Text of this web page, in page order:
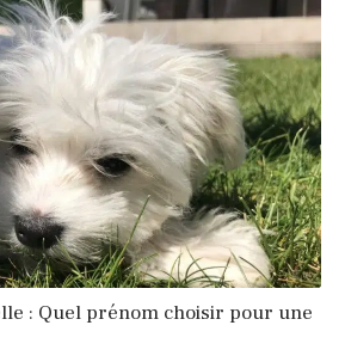
: Quel prénom choisir pour une